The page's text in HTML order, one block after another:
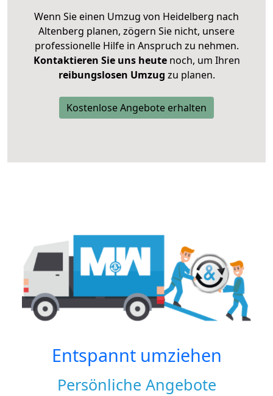
Wenn Sie einen Umzug von Heidelberg nach
Altenberg planen, zögern Sie nicht, unsere
professionelle Hilfe in Anspruch zu nehmen.
Kontaktieren Sie uns heutenoch, um Ihren
reibungslosen Umzug zu planen.
Kostenlose Angebote erhalten
Entspannt umziehen
Persönliche Angebote